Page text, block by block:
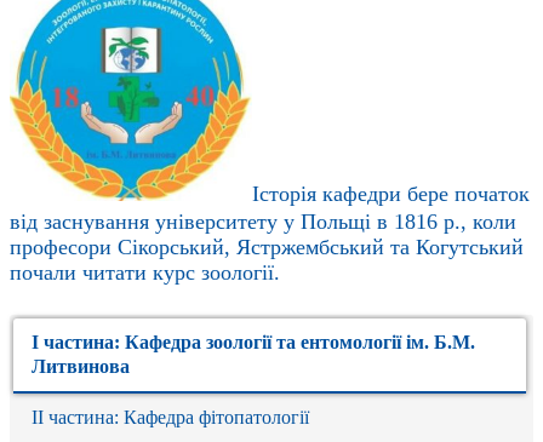
Історія кафедри бере початок
від заснування університету у Польщі в 1816 р., коли
професори Сікорський, Ястржембський та Когутський
почали читати курс зоології.
І частина: Кафедра зоології та ентомології ім. Б.М.
Литвинова
ІІ частина: Кафедра фітопатології